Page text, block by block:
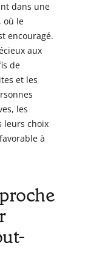
dans une
où le
encouragé.
aux
de
et les
les
leurs choix
à